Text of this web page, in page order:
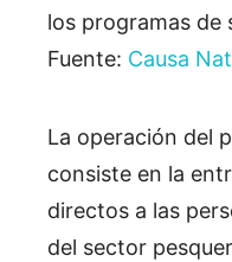
los programas de
Fuente: Causa
La operación del
consiste en la
directos a las
del sector